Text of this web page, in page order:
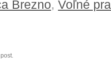
Brezno, Voľné